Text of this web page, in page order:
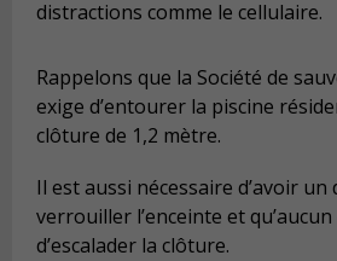
distractions comme le cellulaire.
Rappelons que la Société de
exige d’entourer la piscine
clôture de 1,2 mètre.
Il est aussi nécessaire d’avoir
verrouiller l’enceinte et
d’escalader la clôture.